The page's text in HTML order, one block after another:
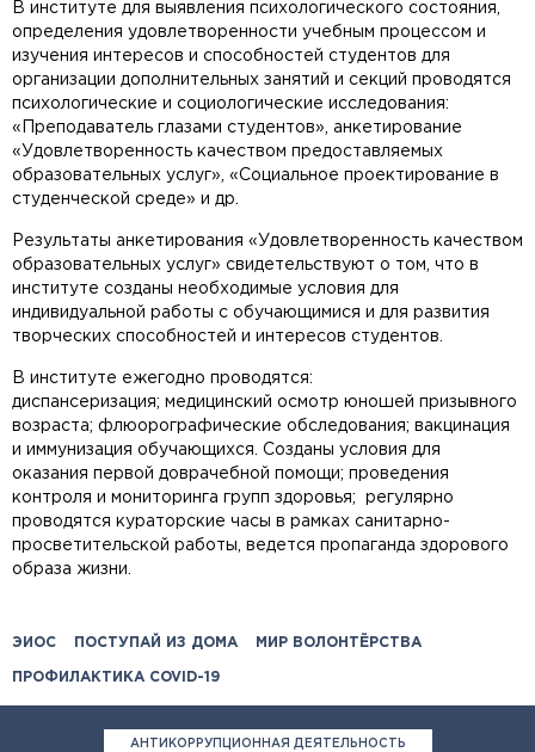
В институте для выявления психологического состояния,
определения удовлетворенности учебным процессом и
изучения интересов и способностей студентов для
организации дополнительных занятий и секций проводятся
психологические и социологические исследования:
«Преподаватель глазами студентов», анкетирование
«Удовлетворенность качеством предоставляемых
образовательных услуг», «Социальное проектирование в
студенческой среде» и др.
Результаты анкетирования «Удовлетворенность качеством
образовательных услуг» свидетельствуют о том, что в
институте созданы необходимые условия для
индивидуальной работы с обучающимися и для развития
творческих способностей и интересов студентов.
В институте ежегодно проводятся:
диспансеризация; медицинский осмотр юношей призывного
возраста; флюорографические обследования; вакцинация
и иммунизация обучающихся. Созданы условия для
оказания первой доврачебной помощи; проведения
контроля и мониторинга групп здоровья; регулярно
проводятся кураторские часы в рамках санитарно-
просветительской работы, ведется пропаганда здорового
образа жизни.
ЭИОС ПОСТУПАЙ ИЗ ДОМА МИР ВОЛОНТЁРСТВА
ПРОФИЛАКТИКА COVID-19
АНТИКОРРУПЦИОННАЯ ДЕЯТЕЛЬНОСТЬ